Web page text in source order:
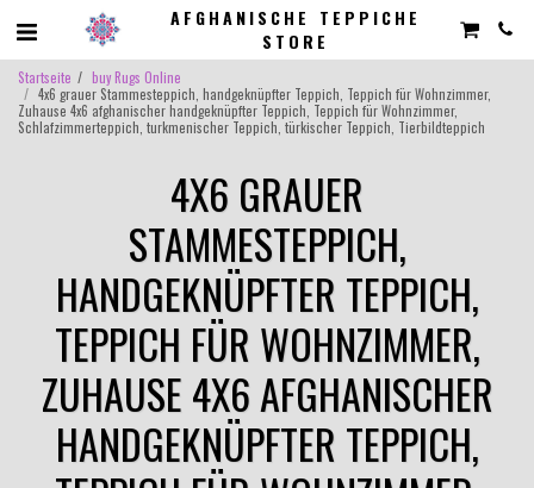
AFGHANISCHE TEPPICHE
STORE
Startseite
buy Rugs Online
4x6 grauer Stammesteppich, handgeknüpfter Teppich, Teppich für Wohnzimmer,
Zuhause 4x6 afghanischer handgeknüpfter Teppich, Teppich für Wohnzimmer,
Schlafzimmerteppich, turkmenischer Teppich, türkischer Teppich, Tierbildteppich
4X6 GRAUER
STAMMESTEPPICH,
HANDGEKNÜPFTER TEPPICH,
TEPPICH FÜR WOHNZIMMER,
ZUHAUSE 4X6 AFGHANISCHER
HANDGEKNÜPFTER TEPPICH,